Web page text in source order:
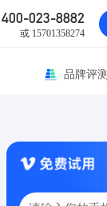
400-023-8882
或 15701358274
品牌评测